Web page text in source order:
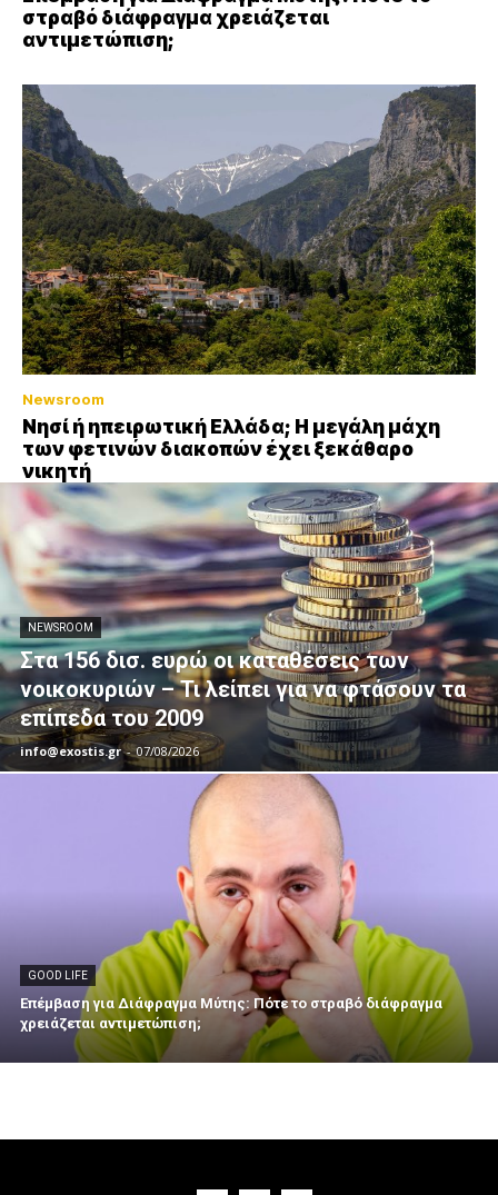
στραβό διάφραγμα χρειάζεται
αντιμετώπιση;
Newsroom
Νησί ή ηπειρωτική Ελλάδα; Η μεγάλη μάχη
των φετινών διακοπών έχει ξεκάθαρο
νικητή
NEWSROOM
Στα 156 δισ. ευρώ οι καταθέσεις των
νοικοκυριών – Τι λείπει για να φτάσουν τα
επίπεδα του 2009
info@exostis.gr - 07/08/2026
GOOD LIFE
Επέμβαση για Διάφραγμα Μύτης: Πότε το στραβό διάφραγμα
χρειάζεται αντιμετώπιση;